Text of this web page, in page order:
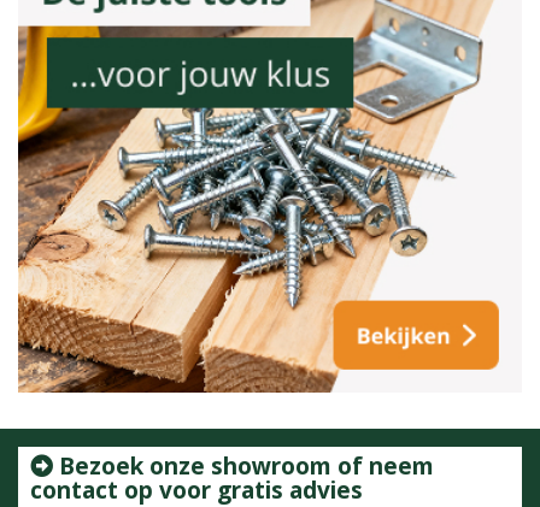
Bezoek onze showroom of neem
contact op voor gratis advies